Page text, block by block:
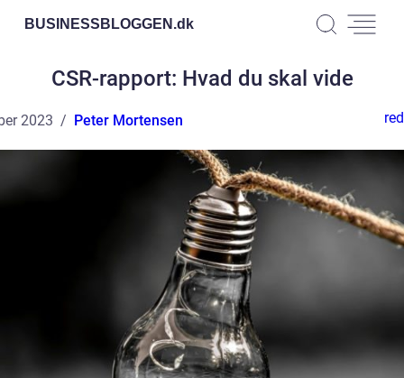
BUSINESSBLOGGEN.dk
CSR-rapport: Hvad du skal vide
2023 Peter Mortensen